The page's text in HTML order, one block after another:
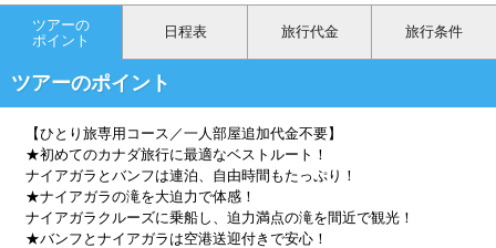
ツアーの
ポイント
日程表 旅行代金 旅行条件
ツアーのポイント
【ひとり旅専用コース／一人部屋追加代金不要】
★初めてのカナダ旅行に最適なベストルート！
ナイアガラとバンフは連泊、自由時間もたっぷり！
★ナイアガラの滝を大迫力で体感！
ナイアガラクルーズに乗船し、迫力満点の滝を間近で観光！
★バンフとナイアガラは空港送迎付きで安心！